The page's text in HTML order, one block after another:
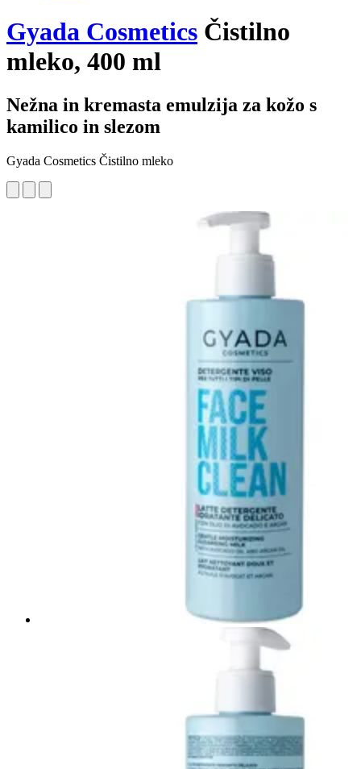
Gyada Cosmetics Čistilno
mleko, 400 ml
Nežna in kremasta emulzija za kožo s
kamilico in slezom
Gyada Cosmetics Čistilno mleko